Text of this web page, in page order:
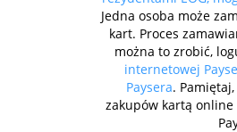
Jedna osoba może
kart. Proces
można to zrobić,
internetowej
Paysera.
zakupów kartą